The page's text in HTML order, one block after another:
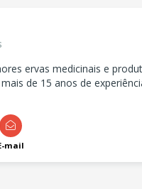
ervas medicinais e
de 15 anos de
mail